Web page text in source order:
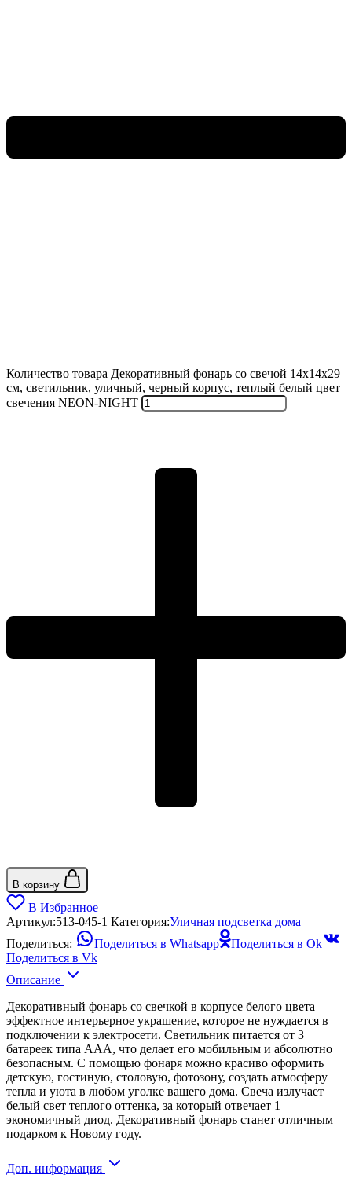
Количество товара Декоративный фонарь со свечой 14x14x29
см, светильник, уличный, черный корпус, теплый белый цвет
свечения NEON-NIGHT
В корзину
В Избранное
Артикул:513-045-1 Категория:Уличная подсветка дома
Поделиться:
Поделиться в Whatsapp
Поделиться в Ok
Поделиться в Vk
Описание
Декоративный фонарь со свечкой в корпусе белого цвета —
эффектное интерьерное украшение, которое не нуждается в
подключении к электросети. Светильник питается от 3
батареек типа ААА, что делает его мобильным и абсолютно
безопасным. С помощью фонаря можно красиво оформить
детскую, гостиную, столовую, фотозону, создать атмосферу
тепла и уюта в любом уголке вашего дома. Свеча излучает
белый свет теплого оттенка, за который отвечает 1
экономичный диод. Декоративный фонарь станет отличным
подарком к Новому году.
Доп. информация